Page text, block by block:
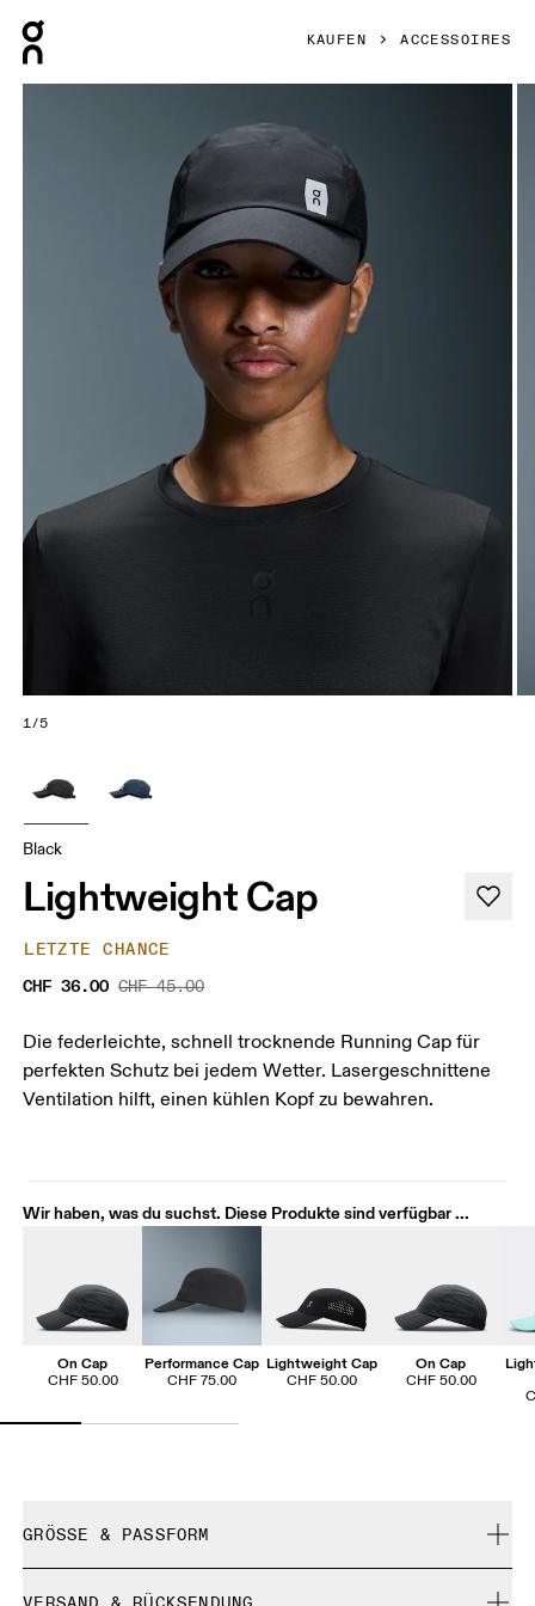
KAUFEN ACCESSOIRES
1/5
Black
Lightweight Cap
LETZTE CHANCE
CHF 36.00 CHF 45.00
Die federleichte, schnell trocknende Running Cap für
perfekten Schutz bei jedem Wetter. Lasergeschnittene
Ventilation hilft, einen kühlen Kopf zu bewahren.
Wir haben, was du suchst. Diese Produkte sind verfügbar ...
On Cap
CHF 50.00
Performance Cap
CHF 75.00
Lightweight Cap
CHF 50.00
On Cap
CHF 50.00
GRÖSSE & PASSFORM